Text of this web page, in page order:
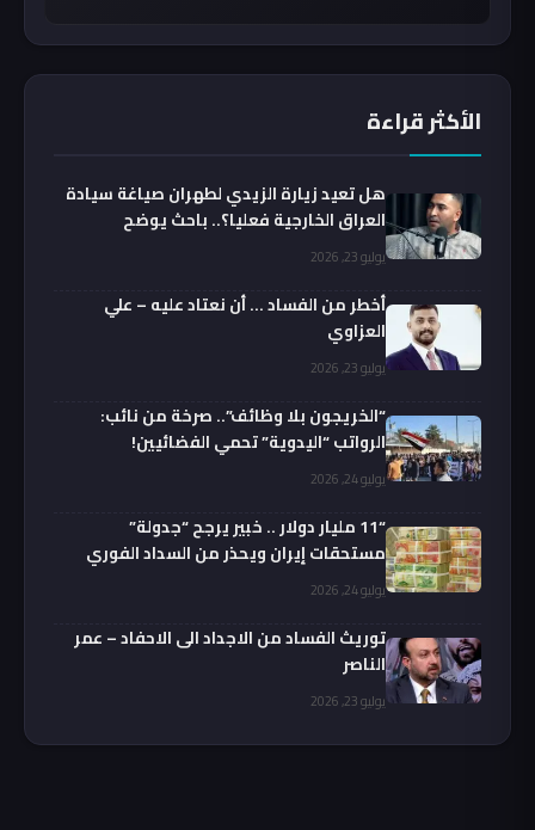
الأكثر قراءة
هل تعيد زيارة الزيدي لطهران صياغة سيادة
العراق الخارجية فعليا؟.. باحث يوضح
يوليو 23, 2026
أخطر من الفساد … أن نعتاد عليه – علي
العزاوي
يوليو 23, 2026
“الخريجون بلا وظائف”.. صرخة من نائب:
الرواتب “اليدوية” تحمي الفضائيين!
يوليو 24, 2026
“11 مليار دولار .. خبير يرجح “جدولة”
مستحقات إيران ويحذر من السداد الفوري
يوليو 24, 2026
توريث الفساد من الاجداد الى الاحفاد – عمر
الناصر
يوليو 23, 2026